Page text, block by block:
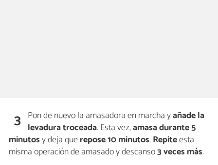
3 Pon de nuevo la amasadora en marcha yañade la
levadura troceada. Esta vez,amasa durante 5
minutosy deja querepose 10 minutos. Repiteesta
misma operación de amasado y descanso3 veces más.